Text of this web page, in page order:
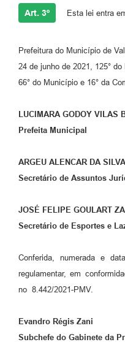
Art. 3º Esta lei entra
Prefeitura do Município de
24 de junho de 2021, 125°
66° do Município e 16° da
LUCIMARA GODOY VILAS
Prefeita Municipal
ARGEU ALENCAR DA SILVA
Secretário de Assuntos
JOSÉ FELIPE GOULART
Secretário de Esportes e
Conferida, numerada e
regulamentar, em
no 8.442/2021-PMV.
Evandro Régis Zani
Subchefe do Gabinete da